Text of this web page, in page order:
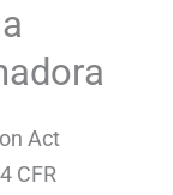
Act
CFR